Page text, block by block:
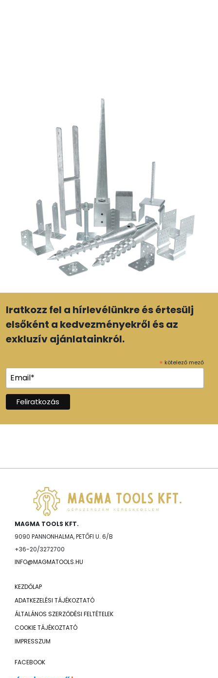
Iratkozz fel a hírlevélünkre és értesülj
elsőként a kedvezményekről és az
exkluzív ajánlatainkról.
* kötelező mező
MAGMA TOOLS KFT.
9090 PANNONHALMA, PETŐFI U. 6/B
+36-20/3272700
INFO@MAGMATOOLS.HU
KEZDŐLAP
ADATKEZELÉSI TÁJÉKOZTATÓ
ÁLTALÁNOS SZERZŐDÉSI FELTÉTELEK
COOKIE TÁJÉKOZTATÓ
IMPRESSZUM
FACEBOOK